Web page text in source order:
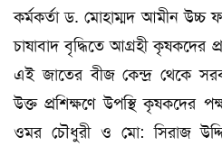
কর্মকর্তা ড. মোহাম্মদ আমীন
চাষাবাদ বৃদ্ধিতে আগ্রহী কৃষকদের
এই জাতের বীজ কেন্দ্র থেকে
উক্ত প্রশিক্ষণে উপস্থি কৃষকদের
ওমর চৌধুরী ও মো: সিরাজ